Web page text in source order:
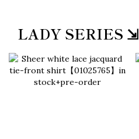
LADY SERIES ⇲